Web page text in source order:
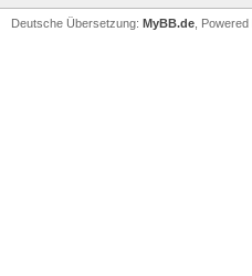
Deutsche Übersetzung: MyBB.de ,